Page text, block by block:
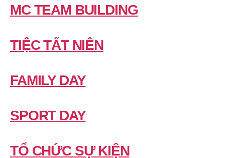
MC TEAM BUILDING
TIỆC TẤT NIÊN
FAMILY DAY
SPORT DAY
TỔ CHỨC SỰ KIỆN